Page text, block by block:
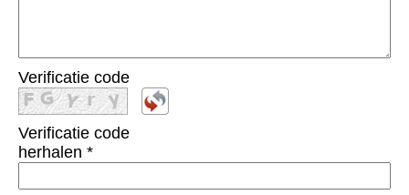
Verificatie code
Verificatie code
herhalen *